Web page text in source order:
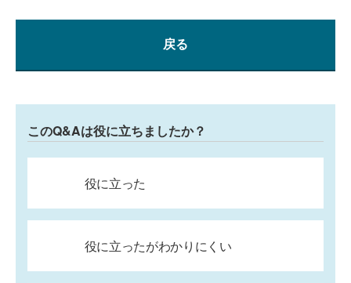
戻る
このQ&Aは役に立ちましたか？
役に立った
役に立ったがわかりにくい